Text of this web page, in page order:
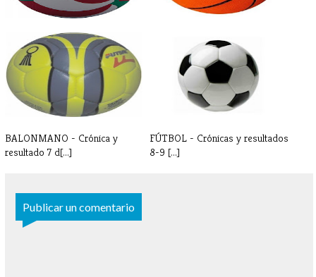
VOLEIBOL - Crónica y
resultados 7-8[...]
BALONCESTO - Crónicas y
resultados [...]
BALONMANO - Crónica y
resultado 7 d[...]
FÚTBOL - Crónicas y resultados
8-9 [...]
Publicar un comentario